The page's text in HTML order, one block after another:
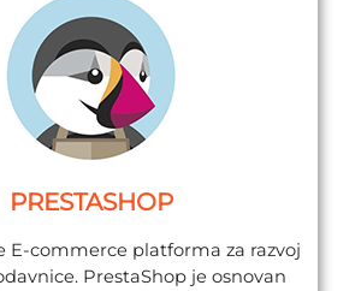
PRESTASHOP
E-commerce platforma za razvoj
PrestaShop je osnovan